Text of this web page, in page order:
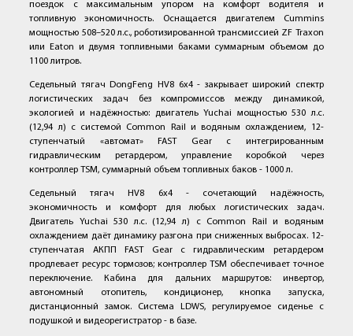
поездок с максимальным упором на комфорт водителя и
топливную экономичность. Оснащается двигателем Cummins
мощностью 508–520 л.с., роботизированной трансмиссией ZF Traxon
или Eaton и двумя топливными баками суммарным объемом до
1100 литров.
Седельный тягач DongFeng HV8 6x4 - закрывает широкий спектр
логистических задач без компромиссов между динамикой,
экологией и надёжностью: двигатель Yuchai мощностью 530 л.с.
(12,94 л) с системой Common Rail и водяным охлаждением, 12-
ступенчатый «автомат» FAST Gear с интегрированным
гидравлическим ретардером, управление коробкой через
контроллер TSM, суммарный объем топливных баков - 1000 л.
Седельный тягач HV8 6х4 - сочетающий надёжность,
экономичность и комфорт для любых логистических задач.
Двигатель Yuchai 530 л.с. (12,94 л) с Common Rail и водяным
охлаждением даёт динамику разгона при сниженных выбросах. 12-
ступенчатая АКПП FAST Gear с гидравлическим ретардером
продлевает ресурс тормозов; контроллер TSM обеспечивает точное
переключение. Кабина для дальних маршрутов: инвертор,
автономный отопитель, кондиционер, кнопка запуска,
дистанционный замок. Система LDWS, регулируемое сиденье с
подушкой и видеорегистратор - в базе.